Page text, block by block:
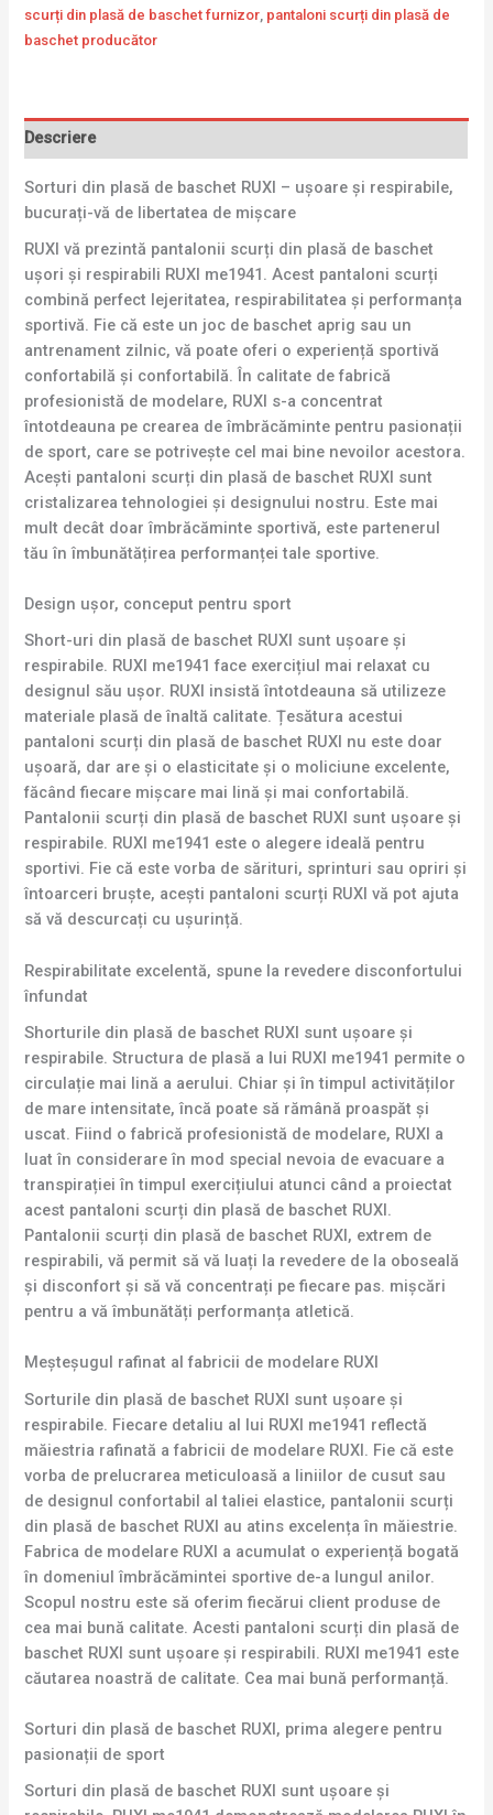
scurți din plasă de baschet furnizor, pantaloni scurți din plasă de
baschet producător
Descriere
Sorturi din plasă de baschet RUXI – ușoare și respirabile,
bucurați-vă de libertatea de mișcare
RUXI vă prezintă pantalonii scurți din plasă de baschet
ușori și respirabili RUXI me1941. Acest pantaloni scurți
combină perfect lejeritatea, respirabilitatea și performanța
sportivă. Fie că este un joc de baschet aprig sau un
antrenament zilnic, vă poate oferi o experiență sportivă
confortabilă și confortabilă. În calitate de fabrică
profesionistă de modelare, RUXI s-a concentrat
întotdeauna pe crearea de îmbrăcăminte pentru pasionații
de sport, care se potrivește cel mai bine nevoilor acestora.
Acești pantaloni scurți din plasă de baschet RUXI sunt
cristalizarea tehnologiei și designului nostru. Este mai
mult decât doar îmbrăcăminte sportivă, este partenerul
tău în îmbunătățirea performanței tale sportive.
Design ușor, conceput pentru sport
Short-uri din plasă de baschet RUXI sunt ușoare și
respirabile. RUXI me1941 face exercițiul mai relaxat cu
designul său ușor. RUXI insistă întotdeauna să utilizeze
materiale plasă de înaltă calitate. Țesătura acestui
pantaloni scurți din plasă de baschet RUXI nu este doar
ușoară, dar are și o elasticitate și o moliciune excelente,
făcând fiecare mișcare mai lină și mai confortabilă.
Pantalonii scurți din plasă de baschet RUXI sunt ușoare și
respirabile. RUXI me1941 este o alegere ideală pentru
sportivi. Fie că este vorba de sărituri, sprinturi sau opriri și
întoarceri bruște, acești pantaloni scurți RUXI vă pot ajuta
să vă descurcați cu ușurință.
Respirabilitate excelentă, spune la revedere disconfortului
înfundat
Shorturile din plasă de baschet RUXI sunt ușoare și
respirabile. Structura de plasă a lui RUXI me1941 permite o
circulație mai lină a aerului. Chiar și în timpul activităților
de mare intensitate, încă poate să rămână proaspăt și
uscat. Fiind o fabrică profesionistă de modelare, RUXI a
luat în considerare în mod special nevoia de evacuare a
transpirației în timpul exercițiului atunci când a proiectat
acest pantaloni scurți din plasă de baschet RUXI.
Pantalonii scurți din plasă de baschet RUXI, extrem de
respirabili, vă permit să vă luați la revedere de la oboseală
și disconfort și să vă concentrați pe fiecare pas. mișcări
pentru a vă îmbunătăți performanța atletică.
Meșteșugul rafinat al fabricii de modelare RUXI
Sorturile din plasă de baschet RUXI sunt ușoare și
respirabile. Fiecare detaliu al lui RUXI me1941 reflectă
măiestria rafinată a fabricii de modelare RUXI. Fie că este
vorba de prelucrarea meticuloasă a liniilor de cusut sau
de designul confortabil al taliei elastice, pantalonii scurți
din plasă de baschet RUXI au atins excelența în măiestrie.
Fabrica de modelare RUXI a acumulat o experiență bogată
în domeniul îmbrăcămintei sportive de-a lungul anilor.
Scopul nostru este să oferim fiecărui client produse de
cea mai bună calitate. Acesti pantaloni scurți din plasă de
baschet RUXI sunt ușoare și respirabili. RUXI me1941 este
căutarea noastră de calitate. Cea mai bună performanță.
Sorturi din plasă de baschet RUXI, prima alegere pentru
pasionații de sport
Sorturi din plasă de baschet RUXI sunt ușoare și